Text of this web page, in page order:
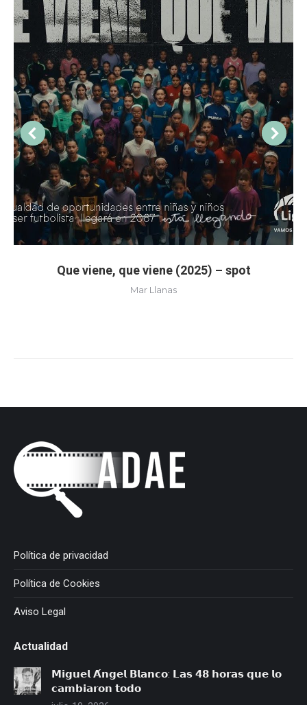
Que viene, que viene (2025) – spot
Mar Llanas
Política de privacidad
Política de Cookies
Aviso Legal
Actualidad
𝗠𝗶𝗴𝘂𝗲𝗹 𝗔́𝗻𝗴𝗲𝗹 𝗕𝗹𝗮𝗻𝗰𝗼: 𝗟𝗮𝘀 𝟰𝟴 𝗵𝗼𝗿𝗮𝘀 𝗾𝘂𝗲 𝗹𝗼
𝗰𝗮𝗺𝗯𝗶𝗮𝗿𝗼𝗻 𝘁𝗼𝗱𝗼